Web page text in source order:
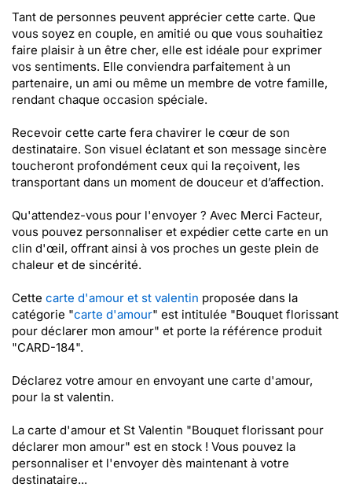
Tant de personnes peuvent apprécier cette carte. Que
vous soyez en couple, en amitié ou que vous souhaitiez
faire plaisir à un être cher, elle est idéale pour exprimer
vos sentiments. Elle conviendra parfaitement à un
partenaire, un ami ou même un membre de votre famille,
rendant chaque occasion spéciale.
Recevoir cette carte fera chavirer le cœur de son
destinataire. Son visuel éclatant et son message sincère
toucheront profondément ceux qui la reçoivent, les
transportant dans un moment de douceur et d’affection.
Qu'attendez-vous pour l'envoyer ? Avec Merci Facteur,
vous pouvez personnaliser et expédier cette carte en un
clin d'œil, offrant ainsi à vos proches un geste plein de
chaleur et de sincérité.
Cette carte d'amour et st valentin proposée dans la
catégorie "carte d'amour" est intitulée "Bouquet florissant
pour déclarer mon amour" et porte la référence produit
"CARD-184".
Déclarez votre amour en envoyant une carte d'amour,
pour la st valentin.
La carte d'amour et St Valentin "Bouquet florissant pour
déclarer mon amour" est en stock ! Vous pouvez la
personnaliser et l'envoyer dès maintenant à votre
destinataire...